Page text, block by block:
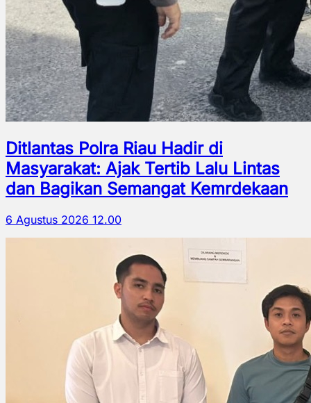
Ditlantas Polra Riau Hadir di
Masyarakat: Ajak Tertib Lalu Lintas
dan Bagikan Semangat Kemrdekaan
6 Agustus 2026 12.00